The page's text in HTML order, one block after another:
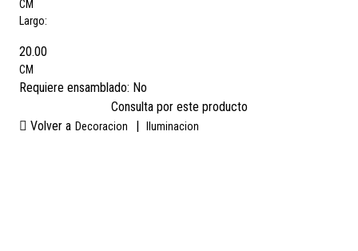
CM
Largo:
20.00
CM
Requiere ensamblado: No
Consulta por este producto
Volver a Decoracion | Iluminacion